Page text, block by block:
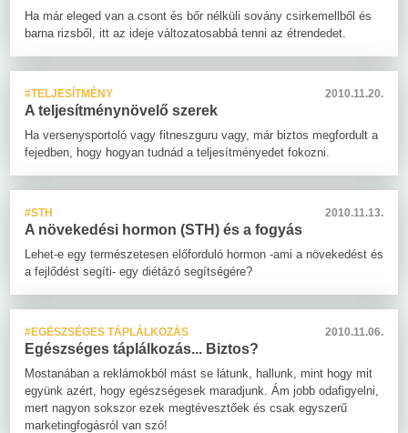
Ha már eleged van a csont és bőr nélküli sovány csirkemellből és
barna rizsből, itt az ideje változatosabbá tenni az étrendedet.
#TELJESÍTMÉNY 2010.11.20.
A teljesítménynövelő szerek
Ha versenysportoló vagy fitneszguru vagy, már biztos megfordult a
fejedben, hogy hogyan tudnád a teljesítményedet fokozni.
#STH 2010.11.13.
A növekedési hormon (STH) és a fogyás
Lehet-e egy természetesen előforduló hormon -ami a növekedést és
a fejlődést segíti- egy diétázó segítségére?
#EGÉSZSÉGES TÁPLÁLKOZÁS 2010.11.06.
Egészséges táplálkozás... Biztos?
Mostanában a reklámokból mást se látunk, hallunk, mint hogy mit
együnk azért, hogy egészségesek maradjunk. Ám jobb odafigyelni,
mert nagyon sokszor ezek megtévesztőek és csak egyszerű
marketingfogásról van szó!